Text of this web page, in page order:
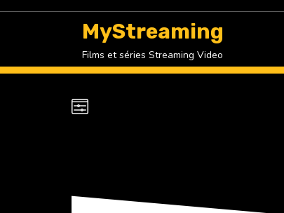
MyStreaming
Films et séries Streaming Video